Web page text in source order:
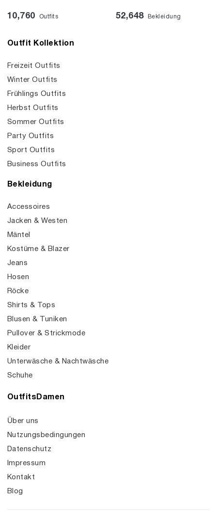
10,760 Outfits 52,648 Bekleidung
Outfit Kollektion
Freizeit Outfits
Winter Outfits
Frühlings Outfits
Herbst Outfits
Sommer Outfits
Party Outfits
Sport Outfits
Business Outfits
Bekleidung
Accessoires
Jacken & Westen
Mäntel
Kostüme & Blazer
Jeans
Hosen
Röcke
Shirts & Tops
Blusen & Tuniken
Pullover & Strickmode
Kleider
Unterwäsche & Nachtwäsche
Schuhe
OutfitsDamen
Über uns
Nutzungsbedingungen
Datenschutz
Impressum
Kontakt
Blog